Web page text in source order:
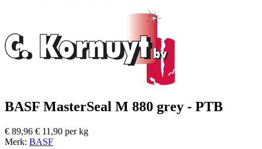
BASF MasterSeal M 880 grey - PTB
€ 89,96 € 11,90 per kg
Merk: BASF